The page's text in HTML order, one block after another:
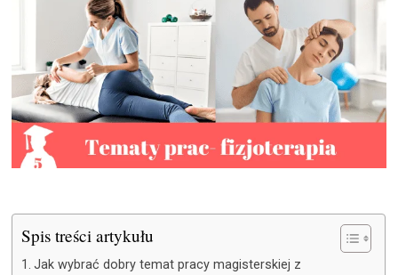
Spis treści artykułu
Jak wybrać dobry temat pracy magisterskiej z